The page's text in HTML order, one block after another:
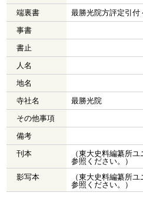
端裏書
最勝光院方評定引付
事書
書止
人名
地名
寺社名
最勝光院
その他事項
備考
刊本
（東大史料編纂所
参照ください。）
影写本
（東大史料編纂所
参照ください。）